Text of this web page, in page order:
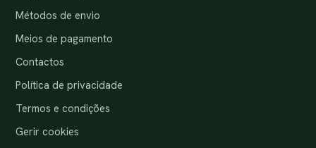
Métodos de envio
Meios de pagamento
Contactos
Política de privacidade
Termos e condições
Gerir cookies